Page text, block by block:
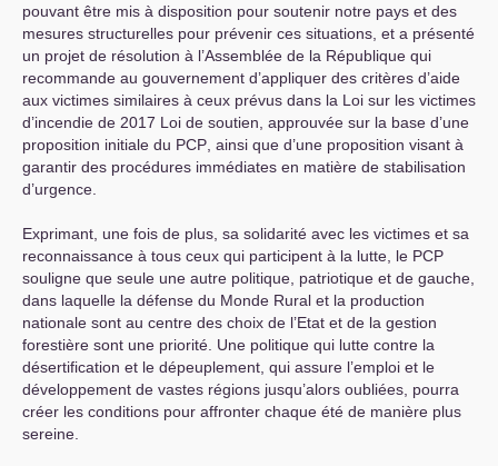
pouvant être mis à disposition pour soutenir notre pays et des
mesures structurelles pour prévenir ces situations, et a présenté
un projet de résolution à l’Assemblée de la République qui
recommande au gouvernement d’appliquer des critères d’aide
aux victimes similaires à ceux prévus dans la Loi sur les victimes
d’incendie de 2017 Loi de soutien, approuvée sur la base d’une
proposition initiale du PCP , ainsi que d’une proposition visant à
garantir des procédures immédiates en matière de stabilisation
d’urgence.
Exprimant, une fois de plus, sa solidarité avec les victimes et sa
reconnaissance à tous ceux qui participent à la lutte, le PCP
souligne que seule une autre politique, patriotique et de gauche,
dans laquelle la défense du Monde Rural et la production
nationale sont au centre des choix de l’Etat et de la gestion
forestière sont une priorité. Une politique qui lutte contre la
désertification et le dépeuplement, qui assure l’emploi et le
développement de vastes régions jusqu’alors oubliées, pourra
créer les conditions pour affronter chaque été de manière plus
sereine.